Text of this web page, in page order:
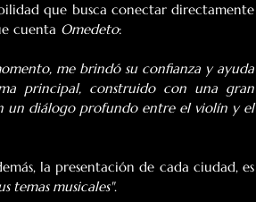
que busca conectar directamente
cuenta Omedeto:
me brindó su confianza y ayuda
principal, construido con una gran
un diálogo profundo entre el violín y el
la presentación de cada ciudad, es
temas musicales".